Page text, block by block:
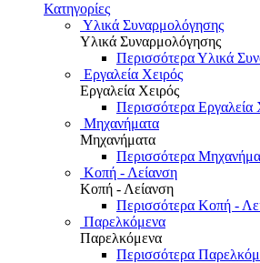
Κατηγορίες
Υλικά Συναρμολόγησης
Υλικά Συναρμολόγησης
Περισσότερα Υλικά
Εργαλεία Χειρός
Εργαλεία Χειρός
Περισσότερα Εργαλεία
Μηχανήματα
Μηχανήματα
Περισσότερα
Κοπή - Λείανση
Κοπή - Λείανση
Περισσότερα Κοπή -
Παρελκόμενα
Παρελκόμενα
Περισσότερα